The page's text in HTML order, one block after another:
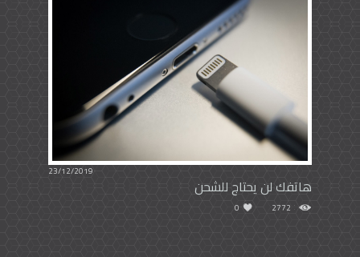
23/12/2019
هاتفك لن يحتاج للشحن
2772
0